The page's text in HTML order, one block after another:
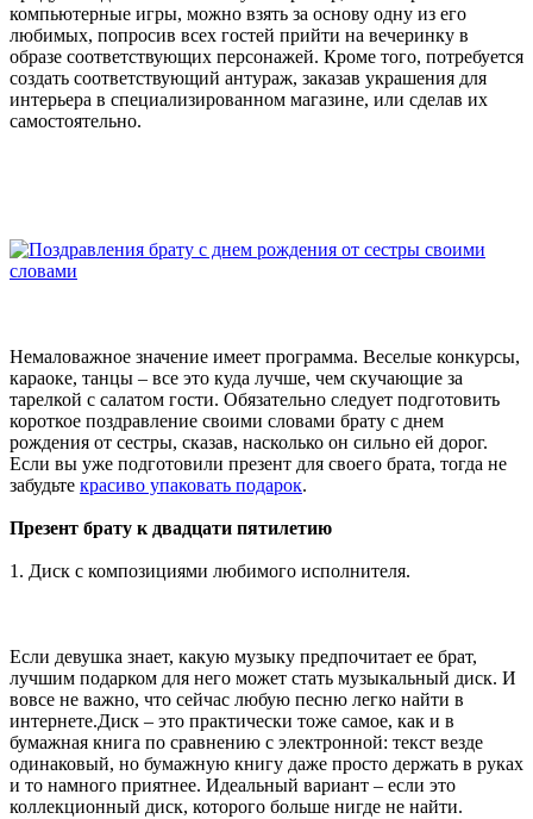
компьютерные игры, можно взять за основу одну из его
любимых, попросив всех гостей прийти на вечеринку в
образе соответствующих персонажей. Кроме того, потребуется
создать соответствующий антураж, заказав украшения для
интерьера в специализированном магазине, или сделав их
самостоятельно.
Немаловажное значение имеет программа. Веселые конкурсы,
караоке, танцы – все это куда лучше, чем скучающие за
тарелкой с салатом гости. Обязательно следует подготовить
короткое поздравление своими словами брату с днем
рождения от сестры, сказав, насколько он сильно ей дорог.
Если вы уже подготовили презент для своего брата, тогда не
забудьте красиво упаковать подарок.
Презент брату к двадцати пятилетию
1. Диск с композициями любимого исполнителя.
Если девушка знает, какую музыку предпочитает ее брат,
лучшим подарком для него может стать музыкальный диск. И
вовсе не важно, что сейчас любую песню легко найти в
интернете.Диск – это практически тоже самое, как и в
бумажная книга по сравнению с электронной: текст везде
одинаковый, но бумажную книгу даже просто держать в руках
и то намного приятнее. Идеальный вариант – если это
коллекционный диск, которого больше нигде не найти.